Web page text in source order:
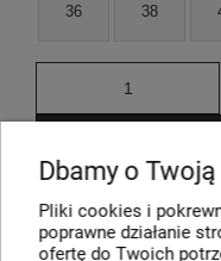
36 38
Dbamy o
Pliki cookies i
poprawne działanie
ofertę do Twoich